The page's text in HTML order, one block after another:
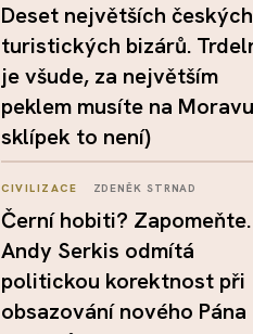
Deset největších českých
turistických bizárů.
je všude, za největším
peklem musíte na
sklípek to není)
CIVILIZACE ZDENĚK STRNAD
Černí hobiti? Zapomeňte.
Andy Serkis odmítá
politickou korektnost při
obsazování nového Pána